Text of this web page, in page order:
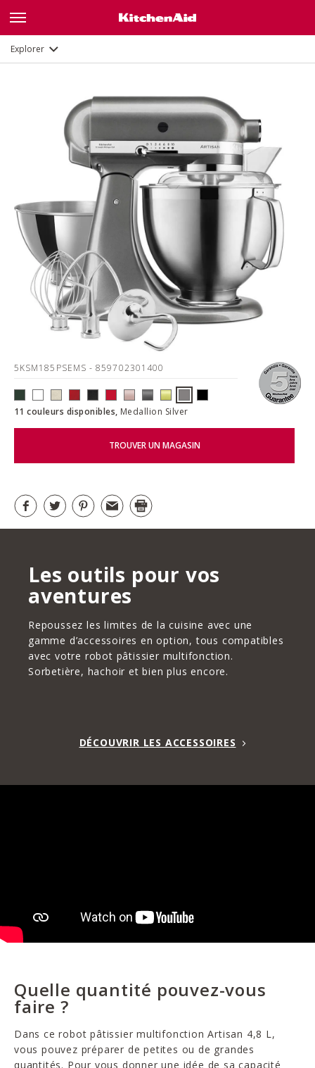
ExplorerDescription
5KSM185PSEMS- 859702301400
11 couleurs disponibles, Medallion Silver
TROUVER UN MAGASIN
Les outils pour vos
aventures
Repoussez les limites de la cuisine avec une
gamme d’accessoires en option, tous compatibles
avec votre robot pâtissier multifonction.
Sorbetière, hachoir et bien plus encore.
DÉCOUVRIR LES ACCESSOIRES
Quelle quantité pouvez-vous
faire ?
Dans ce robot pâtissier multifonction Artisan 4,8 L,
vous pouvez préparer de petites ou de grandes
quantités. Pour vous donner une idée de sa capacité